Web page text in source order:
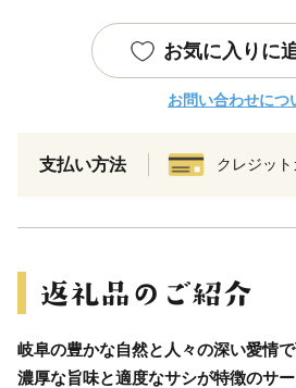
お気に入りに
お問い合わせにつ
支払い方法 クレジット
岐阜の豊かな自然と人々の深い愛情で
濃厚な旨味と適度なサシが特徴のサ